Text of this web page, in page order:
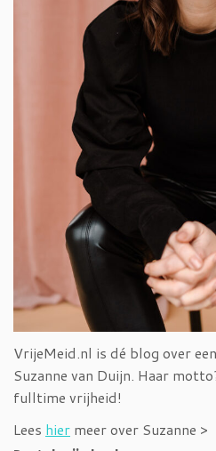
VrijeMeid.nl is dé blog over
Suzanne van Duijn. Haar
fulltime vrijheid!
Lees hier meer over Suzanne >